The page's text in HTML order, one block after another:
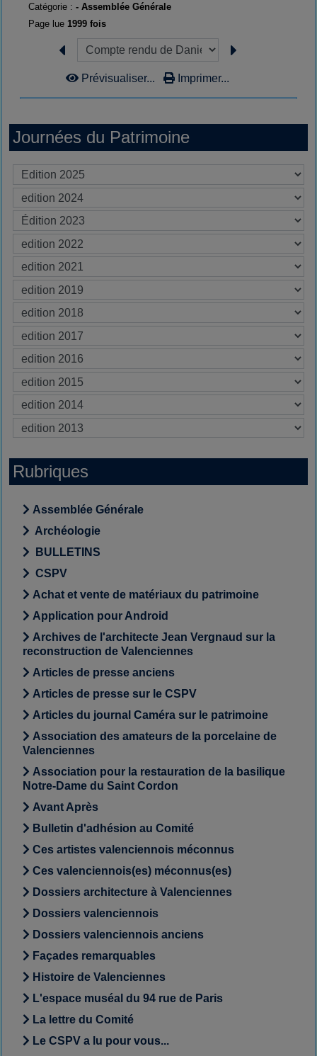
Journées du Patrimoine
Rubriques
Assemblée Générale
Archéologie
BULLETINS
CSPV
Achat et vente de matériaux du patrimoine
Application pour Android
Archives de l'architecte Jean Vergnaud sur la
reconstruction de Valenciennes
Articles de presse anciens
Articles de presse sur le CSPV
Articles du journal Caméra sur le patrimoine
Association des amateurs de la porcelaine de
Valenciennes
Association pour la restauration de la basilique
Notre-Dame du Saint Cordon
Avant Après
Bulletin d'adhésion au Comité
Ces artistes valenciennois méconnus
Ces valenciennois(es) méconnus(es)
Dossiers architecture à Valenciennes
Dossiers valenciennois
Dossiers valenciennois anciens
Façades remarquables
Histoire de Valenciennes
L'espace muséal du 94 rue de Paris
La lettre du Comité
Le CSPV a lu pour vous...
Catégorie :-Assemblée Générale
Page lue 1999 fois
Prévisualiser... Imprimer...